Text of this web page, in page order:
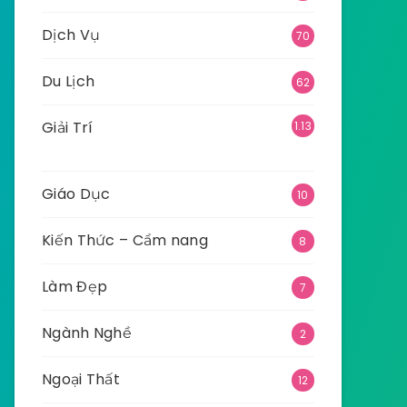
Dịch Vụ 70
Du Lịch 62
Giải Trí
1.13
Giáo Dục 10
Kiến Thức – Cẩm nang 8
Làm Đẹp 7
Ngành Nghề 2
Ngoại Thất 12